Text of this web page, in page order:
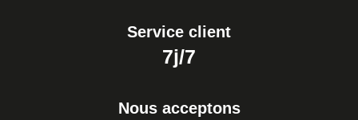
Service client
7j/7
Nous acceptons